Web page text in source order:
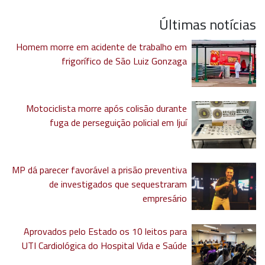
Últimas notícias
Homem morre em acidente de trabalho em
frigorífico de São Luiz Gonzaga
Motociclista morre após colisão durante
fuga de perseguição policial em Ijuí
MP dá parecer favorável a prisão preventiva
de investigados que sequestraram
empresário
Aprovados pelo Estado os 10 leitos para
UTI Cardiológica do Hospital Vida e Saúde